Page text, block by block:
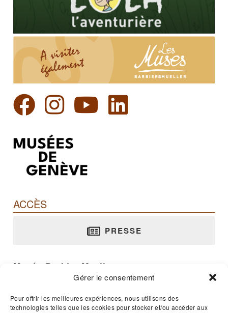
Gérer le consentement
Pour offrir les meilleures expériences, nous utilisons des
technologies telles que les cookies pour stocker et/ou accéder aux
ACCÈS
PRESSE
Musée Barbier-Mueller
rue Jean-Calvin, 10 - 1204 Genève
T. +41 22 312 02 70
E-mail :musee@barbier-mueller.ch